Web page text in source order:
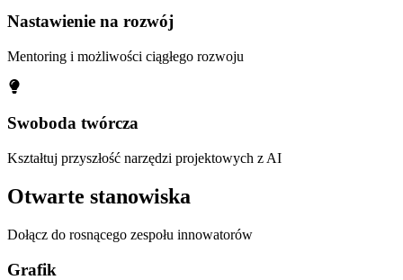
Nastawienie na rozwój
Mentoring i możliwości ciągłego rozwoju
Swoboda twórcza
Kształtuj przyszłość narzędzi projektowych z AI
Otwarte stanowiska
Dołącz do rosnącego zespołu innowatorów
Grafik